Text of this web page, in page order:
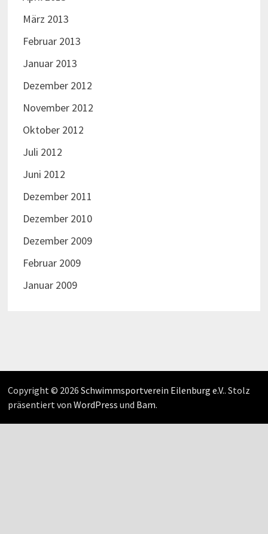
März 2013
Februar 2013
Januar 2013
Dezember 2012
November 2012
Oktober 2012
Juli 2012
Juni 2012
Dezember 2011
Dezember 2010
Dezember 2009
Februar 2009
Januar 2009
Copyright © 2026 Schwimmsportverein Eilenburg e.V.. Stolz
präsentiert von WordPress und Bam.